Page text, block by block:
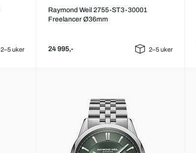
2–5 uker
Raymond Weil 2755-ST3-30001
Freelancer Ø36mm
24 995,- 2–5 uker